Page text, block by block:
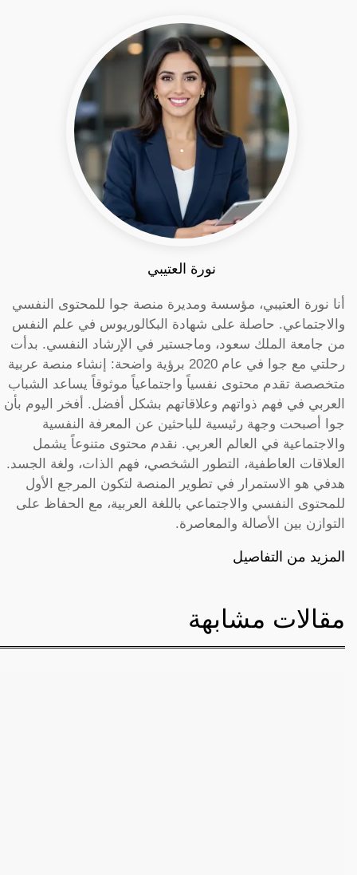
نورة العتيبي
أنا نورة العتيبي، مؤسسة ومديرة منصة جوا للمحتوى النفسي
والاجتماعي. حاصلة على شهادة البكالوريوس في علم النفس
من جامعة الملك سعود، وماجستير في الإرشاد النفسي. بدأت
رحلتي مع جوا في عام 2020 برؤية واضحة: إنشاء منصة عربية
متخصصة تقدم محتوى نفسياً واجتماعياً موثوقاً يساعد الشباب
العربي في فهم ذواتهم وعلاقاتهم بشكل أفضل. أفخر اليوم بأن
جوا أصبحت وجهة رئيسية للباحثين عن المعرفة النفسية
والاجتماعية في العالم العربي. نقدم محتوى متنوعاً يشمل
العلاقات العاطفية، التطور الشخصي، فهم الذات، ولغة الجسد.
هدفي هو الاستمرار في تطوير المنصة لتكون المرجع الأول
للمحتوى النفسي والاجتماعي باللغة العربية، مع الحفاظ على
التوازن بين الأصالة والمعاصرة.
المزيد من التفاصيل
مقالات مشابهة